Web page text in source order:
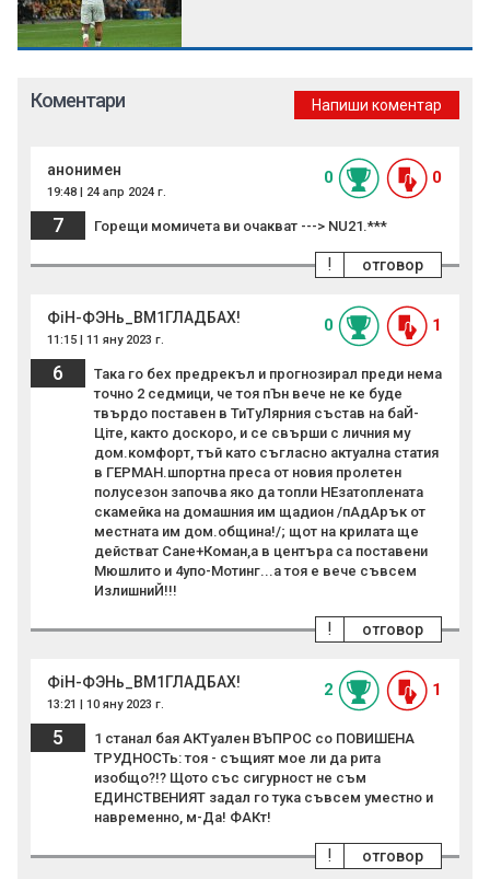
Коментари Напиши коментар
анонимен
19:48 | 24 апр 2024 г.
0 0
7 Горещи момичета ви очакват ---> NU21.***
отговор
!
ФiН-ФЭНь_BM1ГЛАДБАХ!
11:15 | 11 яну 2023 г.
0 1
6
Така го бех предрекъл и прогнозирал преди нема
точно 2 седмици, че тоя пЪн вече не ке буде
твърдо поставен в ТиТуЛярния състав на баЙ-
Цiте, както доскоро, и се свърши с личния му
дом.комфорт, тъй като съгласно актуална статия
в ГЕРМАН.шпортна преса от новия пролетен
полусезон започва яко да топли НЕзатоплената
скамейка на домашния им щадион /пАдАрък от
местната им дом.община!/; щот на крилата ще
действат Сане+Коман,а в центъра са поставени
Мюшлито и 4упо-Мотинг...а тоя е вече съвсем
ИзлишниЙ!!!
отговор
!
ФiН-ФЭНь_BM1ГЛАДБАХ!
13:21 | 10 яну 2023 г.
2 1
5
1 станал бая АКТуален ВЪПРОС со ПОВИШЕНА
ТРУДНОСТь: тоя - същият мое ли да рита
изобщо?!? Щото със сигурност не съм
ЕДИНСТВЕНИЯТ задал го тука съвсем уместно и
навременно, м-Да! ФАКт!
отговор
!